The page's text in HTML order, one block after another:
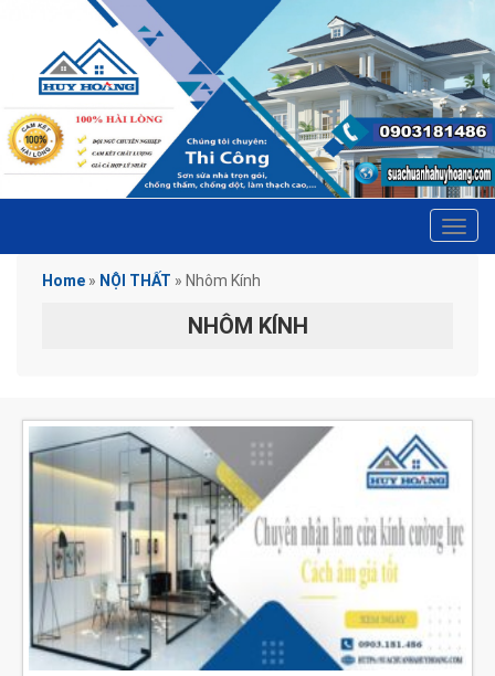
Home » NỘI THẤT » Nhôm Kính
NHÔM KÍNH